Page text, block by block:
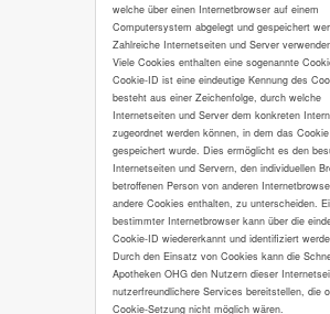
welche über einen Internetbrowser auf einem
Computersystem abgelegt und gespeichert
Zahlreiche Internetseiten und Server
Viele Cookies enthalten eine sogenannte
Cookie-ID ist eine eindeutige Kennung des
besteht aus einer Zeichenfolge, durch welche
Internetseiten und Server dem konkreten
zugeordnet werden können, in dem das Cookie
gespeichert wurde. Dies ermöglicht es den
Internetseiten und Servern, den individuellen
betroffenen Person von anderen
andere Cookies enthalten, zu unterscheiden.
bestimmter Internetbrowser kann über die
Cookie-ID wiedererkannt und identifiziert
Durch den Einsatz von Cookies kann die
Apotheken OHG den Nutzern dieser
nutzerfreundlichere Services bereitstellen, die
Cookie-Setzung nicht möglich wären.